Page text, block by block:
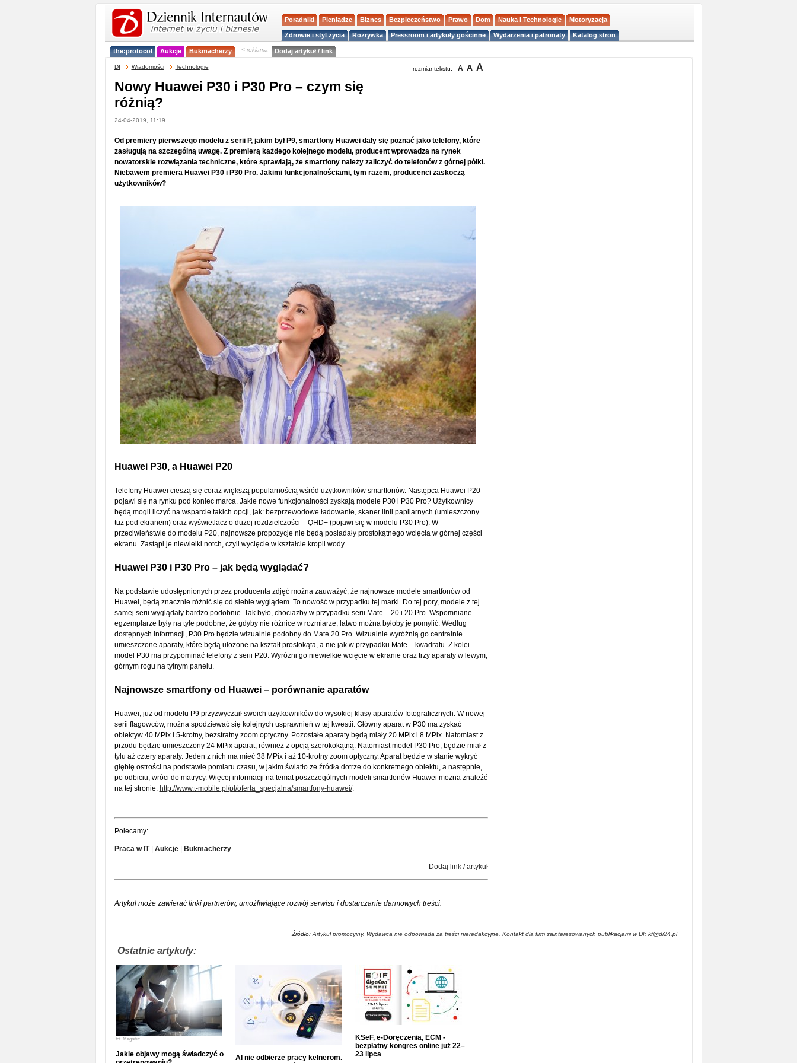
Poradniki Pieniądze Biznes Bezpieczeństwo Prawo Dom Nauka i Technologie Motoryzacja
Zdrowie i styl życia Rozrywka Pressroom i artykuły gościnne Wydarzenia i patronaty Katalog stron
the:protocol Aukcje Bukmacherzy < reklama Dodaj artykuł / link
DI Wiadomości Technologie rozmiar tekstu: A A A
Nowy Huawei P30 i P30 Pro – czym się
różnią?
24-04-2019, 11:19
Od premiery pierwszego modelu z serii P, jakim był P9, smartfony Huawei dały się poznać jako telefony, które
zasługują na szczególną uwagę. Z premierą każdego kolejnego modelu, producent wprowadza na rynek
nowatorskie rozwiązania techniczne, które sprawiają, że smartfony należy zaliczyć do telefonów z górnej półki.
Niebawem premiera Huawei P30 i P30 Pro. Jakimi funkcjonalnościami, tym razem, producenci zaskoczą
użytkowników?
Huawei P30, a Huawei P20
Telefony Huawei cieszą się coraz większą popularnością wśród użytkowników smartfonów. Następca Huawei P20
pojawi się na rynku pod koniec marca. Jakie nowe funkcjonalności zyskają modele P30 i P30 Pro? Użytkownicy
będą mogli liczyć na wsparcie takich opcji, jak: bezprzewodowe ładowanie, skaner linii papilarnych (umieszczony
tuż pod ekranem) oraz wyświetlacz o dużej rozdzielczości – QHD+ (pojawi się w modelu P30 Pro). W
przeciwieństwie do modelu P20, najnowsze propozycje nie będą posiadały prostokątnego wcięcia w górnej części
ekranu. Zastąpi je niewielki notch, czyli wycięcie w kształcie kropli wody.
Huawei P30 i P30 Pro – jak będą wyglądać?
Na podstawie udostępnionych przez producenta zdjęć można zauważyć, że najnowsze modele smartfonów od
Huawei, będą znacznie różnić się od siebie wyglądem. To nowość w przypadku tej marki. Do tej pory, modele z tej
samej serii wyglądały bardzo podobnie. Tak było, chociażby w przypadku serii Mate – 20 i 20 Pro. Wspomniane
egzemplarze były na tyle podobne, że gdyby nie różnice w rozmiarze, łatwo można byłoby je pomylić. Według
dostępnych informacji, P30 Pro będzie wizualnie podobny do Mate 20 Pro. Wizualnie wyróżnią go centralnie
umieszczone aparaty, które będą ułożone na kształt prostokąta, a nie jak w przypadku Mate – kwadratu. Z kolei
model P30 ma przypominać telefony z serii P20. Wyróżni go niewielkie wcięcie w ekranie oraz trzy aparaty w lewym,
górnym rogu na tylnym panelu.
Najnowsze smartfony od Huawei – porównanie aparatów
Huawei, już od modelu P9 przyzwyczaił swoich użytkowników do wysokiej klasy aparatów fotograficznych. W nowej
serii flagowców, można spodziewać się kolejnych usprawnień w tej kwestii. Główny aparat w P30 ma zyskać
obiektyw 40 MPix i 5-krotny, bezstratny zoom optyczny. Pozostałe aparaty będą miały 20 MPix i 8 MPix. Natomiast z
przodu będzie umieszczony 24 MPix aparat, również z opcją szerokokątną. Natomiast model P30 Pro, będzie miał z
tyłu aż cztery aparaty. Jeden z nich ma mieć 38 MPix i aż 10-krotny zoom optyczny. Aparat będzie w stanie wykryć
głębię ostrości na podstawie pomiaru czasu, w jakim światło ze źródła dotrze do konkretnego obiektu, a następnie,
po odbiciu, wróci do matrycy. Więcej informacji na temat poszczególnych modeli smartfonów Huawei można znaleźć
na tej stronie: http://www.t-mobile.pl/pl/oferta_specjalna/smartfony-huawei/.
Polecamy:
Praca w IT| Aukcje| Bukmacherzy
Dodaj link / artykuł
Artykuł może zawierać linki partnerów, umożliwiające rozwój serwisu i dostarczanie darmowych treści.
Źródło: Artykuł promocyjny. Wydawca nie odpowiada za treści nieredakcyjne. Kontakt dla firm zainteresowanych publikacjami w DI: kf@di24.pl
Ostatnie artykuły:
fot. Magnific
Jakie objawy mogą świadczyć o
AI nie odbierze pracy kelnerom.
KSeF, e-Doręczenia, ECM -
bezpłatny kongres online już 22–
23 lipca